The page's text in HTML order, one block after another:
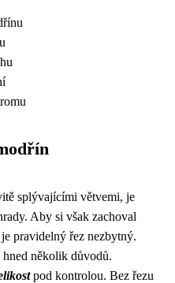
splývajícími větvemi, je
Aby si však zachoval
pravidelný řez nezbytný.
hned několik důvodů.
pod kontrolou. Bez řezu